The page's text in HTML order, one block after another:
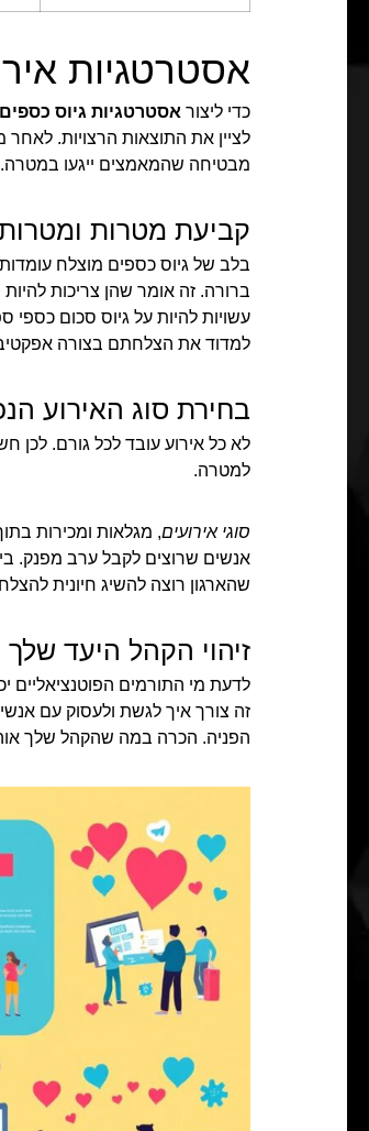
אסטרטגיות
כדי ליצור אסטרטגיות גיוס כספים
לציין את התוצאות הרצויות.
מבטיחה שהמאמצים ייגעו במטרה.
קביעת מטרות
ברורה. זה אומר שהן צריכות
עשויות להיות על גיוס סכום כספי
למדוד את הצלחתם בצורה
בחירת סוג האירוע
לא כל אירוע עובד לכל גורם. לכן
למטרה.
סוגי אירועים, מגלאות ומכירות
אנשים שרוצים לקבל ערב מפנק.
שהארגון רוצה להשיג חיונית
זיהוי הקהל היעד שלך
לדעת מי התורמים הפוטנציאליים
זה צורך איך לגשת ולעסוק עם
הפניה. הכרה במה שהקהל שלך